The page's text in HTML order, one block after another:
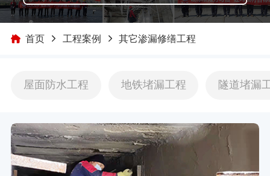
首页 工程案例 其它渗漏修缮工程
屋面防水工程 地铁堵漏工程 隧道堵漏